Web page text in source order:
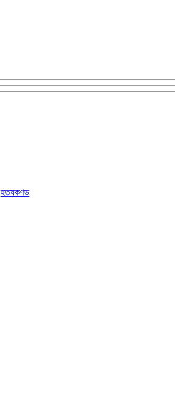
হতযকণড